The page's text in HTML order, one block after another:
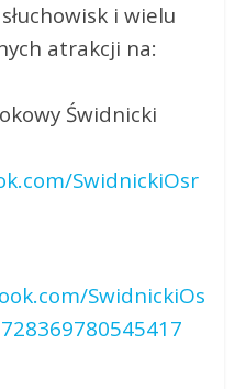
i wielu
atrakcji na:
Świdnicki
SwidnickiOsr
SwidnickiOs